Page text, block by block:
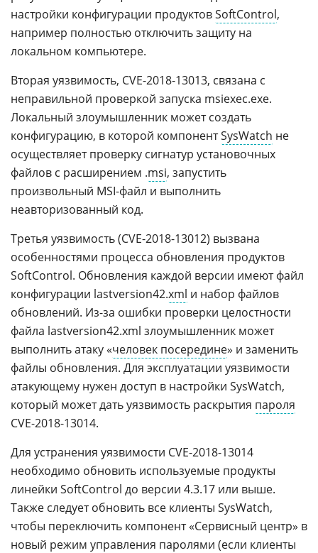
настройки конфигурации продуктовSoftControl,
например полностью отключить защиту на
локальном компьютере.
Вторая уязвимость, CVE-2018-13013, связана с
неправильной проверкой запуска msiexec.exe.
Локальный злоумышленник может создать
конфигурацию, в которой компонентSysWatch не
осуществляет проверку сигнатур установочных
файлов с расширением .msi, запустить
произвольный MSI-файл и выполнить
неавторизованный код.
Третья уязвимость (CVE-2018-13012) вызвана
особенностями процесса обновления продуктов
SoftControl. Обновления каждой версии имеют файл
конфигурации lastversion42.xml и набор файлов
обновлений. Из-за ошибки проверки целостности
файла lastversion42.xml злоумышленник может
выполнить атаку «человек посередине» и заменить
файлы обновления. Для эксплуатации уязвимости
атакующему нужен доступ в настройки SysWatch,
который может дать уязвимость раскрытия пароля
CVE-2018-13014.
Для устранения уязвимости CVE-2018-13014
необходимо обновить используемые продукты
линейки SoftControl до версии 4.3.17 или выше.
Также следует обновить все клиенты SysWatch,
чтобы переключить компонент «Сервисный центр» в
новый режим управления паролями (если клиенты